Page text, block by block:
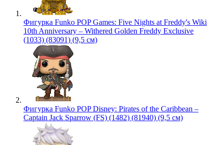
Фигурка Funko POP Games: Five Nights at Freddy's Wiki
10th Anniversary – Withered Golden Freddy Exclusive
(1033) (83091) (9,5 см)
Фигурка Funko POP Disney: Pirates of the Caribbean –
Captain Jack Sparrow (FS) (1482) (81940) (9,5 см)